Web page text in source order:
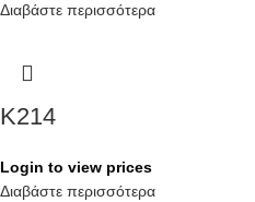
Διαβάστε περισσότερα
K214
Login to view prices
Διαβάστε περισσότερα